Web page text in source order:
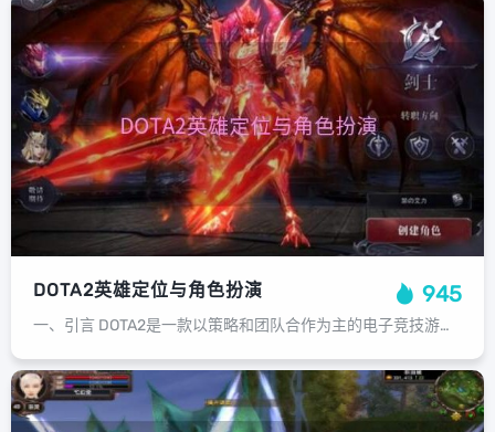
DOTA2英雄定位与角色扮演 945
一、引言 DOTA2是一款以策略和团队合作为主的电子竞技游戏，其独特的英雄定位与角色扮演机制，为玩家提供了丰富的游戏体验。本文将探讨英雄定位与角色扮演在DOTA2中的重要性，以及它们如何影响玩家的游戏体验。二、英雄定位与角色...